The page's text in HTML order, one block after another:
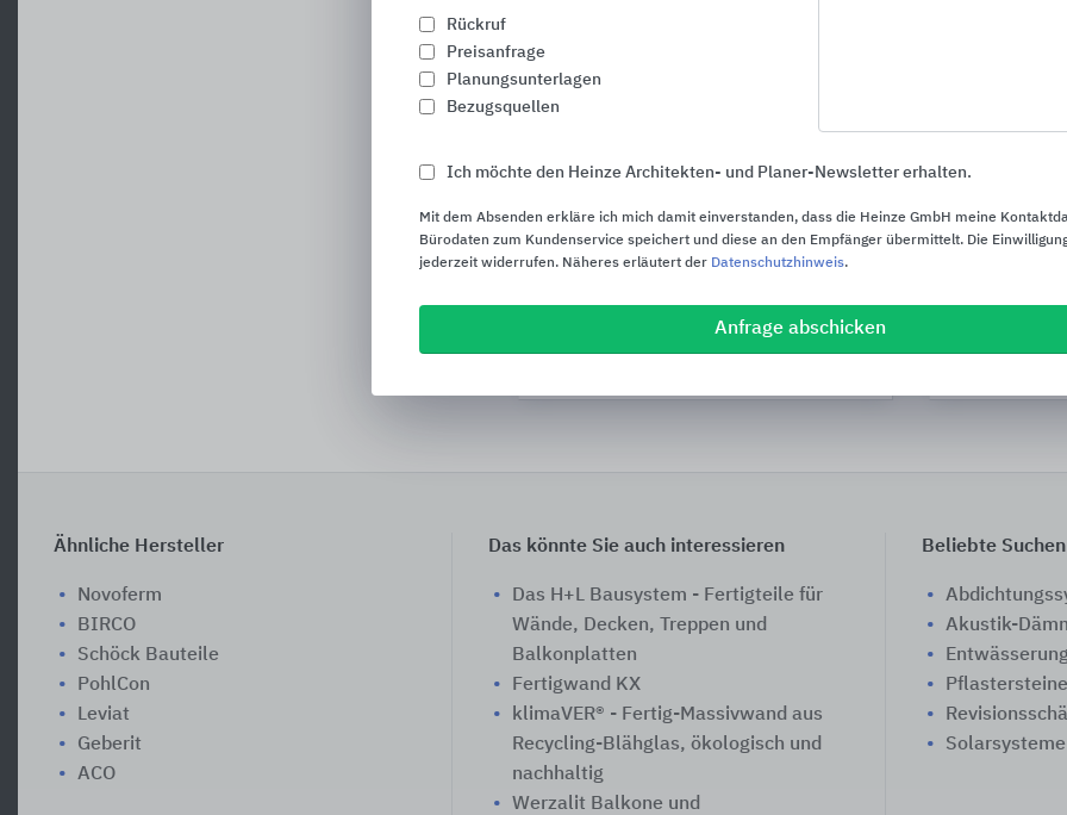
WÖHR Parksysteme
Ähnliche Hersteller
Novoferm
BIRCO
Schöck Bauteile
PohlCon
Leviat
Geberit
ACO
Das könnte Sie auch interessieren
Das H+L Bausystem - Fertigteile für
Wände, Decken, Treppen und
Balkonplatten
Fertigwand KX
klimaVER® - Fertig-Massivwand aus
Recycling-Blähglas, ökologisch und
nachhaltig
Werzalit Balkone und
Beliebte Suchen
Akustik-
Solarsysteme
Rückruf
Preisanfrage
Planungsunterlagen
Bezugsquellen
Ich möchte den Heinze Architekten- und Planer-Newsletter erhalten.
Mit dem Absenden erkläre ich mich damit einverstanden, dass die Heinze GmbH meine
Bürodaten zum Kundenservice speichert und diese an den Empfänger übermittelt. Die
jederzeit widerrufen. Näheres erläutert der Datenschutzhinweis.
Anfrage abschicken